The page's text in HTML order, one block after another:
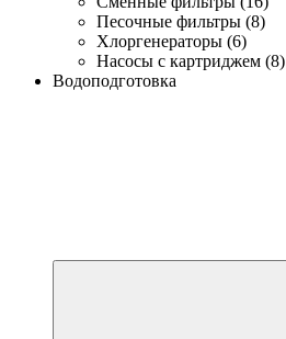
Песочные фильтры (8)
Хлоргенераторы (6)
Насосы с картриджем (8)
Водоподготовка